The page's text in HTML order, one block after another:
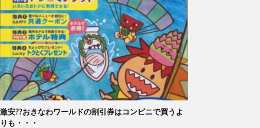
激安??おきなわワールドの割引券はコンビニで買うよ
りも・・・